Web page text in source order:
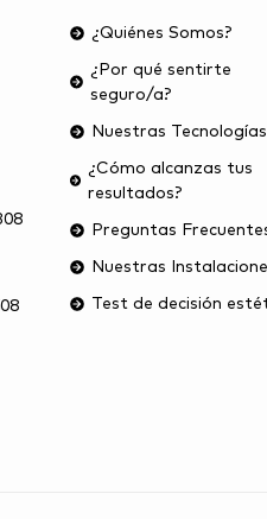
¿Quiénes Somos?
¿Por qué sentirte
seguro/a?
Nuestras Tecnologías
¿Cómo alcanzas tus
resultados?
Preguntas
Nuestras
Test de decisión